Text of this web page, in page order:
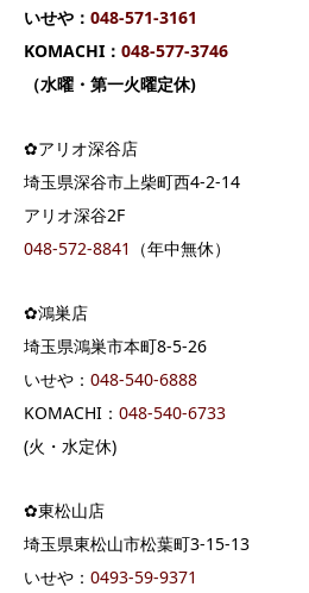
いせや： 048-571-3161
KOMACHI： 048-577-3746
（水曜・第一火曜定休)
✿アリオ深谷店
埼玉県深谷市上柴町西4-2-14
アリオ深谷2F
048-572-8841
（年中無休）
✿鴻巣店
埼玉県鴻巣市本町8-5-26
いせや： 048-540-6888
KOMACHI： 048-540-6733
(火・水定休)
✿東松山店
埼玉県東松山市松葉町3-15-13
いせや： 0493-59-9371